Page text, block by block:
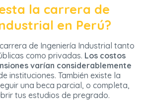
la carrera de
en Perú?
de Ingeniería Industrial tanto
como privadas. Los costos
varían considerablemente
instituciones. También existe la
una beca parcial, o completa,
tus estudios de pregrado.